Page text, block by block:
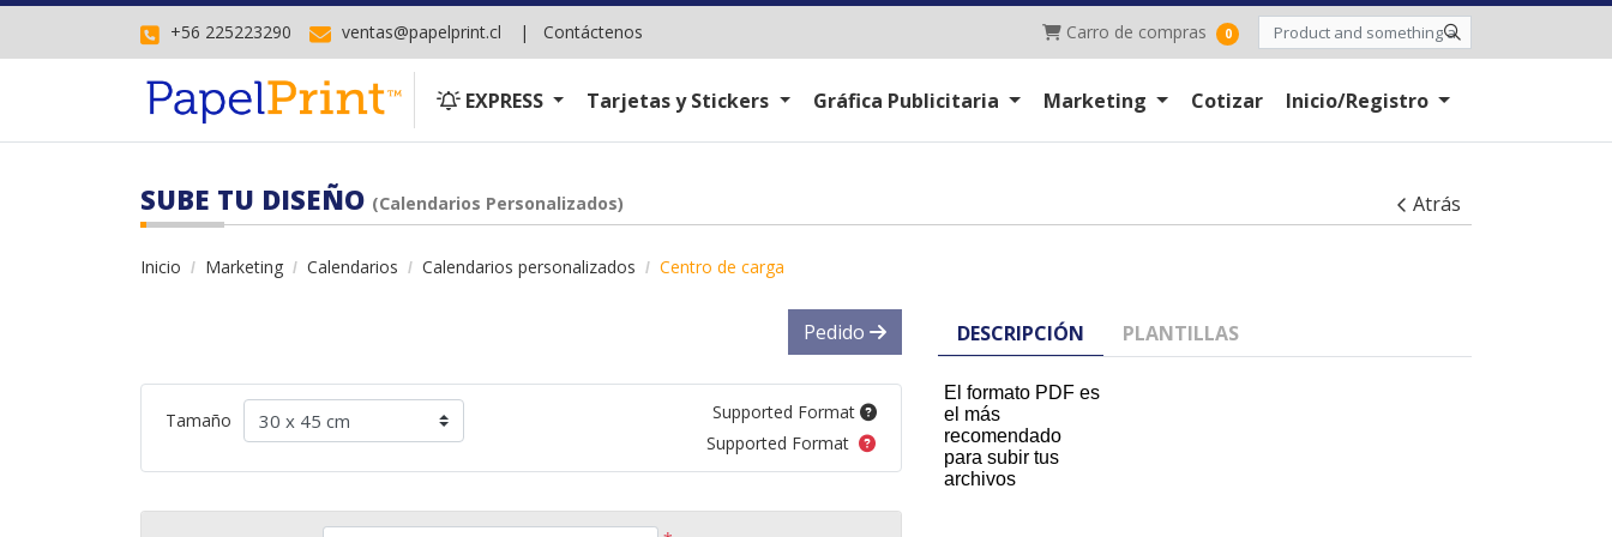
+56 225223290 ventas@papelprint.cl | Contáctenos Carro de compras
Carro de compras 0
EXPRESS
EXPRESS Tarjetas y Stickers Gráfica Publicitaria Marketing Cotizar Inicio/Registro
SUBE TU DISEÑO (Calendarios Personalizados) Atrás
Inicio Marketing Calendarios Calendarios personalizados Centro de carga
DESCRIPCIÓN PLANTILLAS
El formato PDF es
el más
recomendado
para subir tus
archivos
Pedido
Tamaño
Supported Format
Supported Format